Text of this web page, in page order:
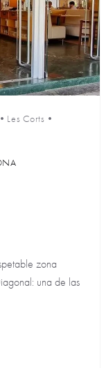
• Les Corts •
zona
una de las